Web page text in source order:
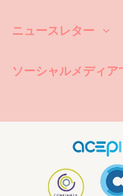
どの強力な洗剤は絶対
また、ビーチバッグや
下さい。長時間濡らし
ますと、柄や模様が変
はフリルで装飾されて
り伸びたりすることを
ニュースレター
ソーシャルメディ